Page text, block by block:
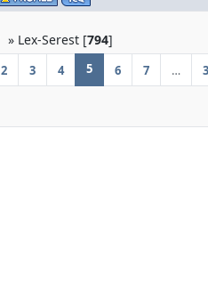
» Lex-Serest [794]
2 3 4 5 6 7 …